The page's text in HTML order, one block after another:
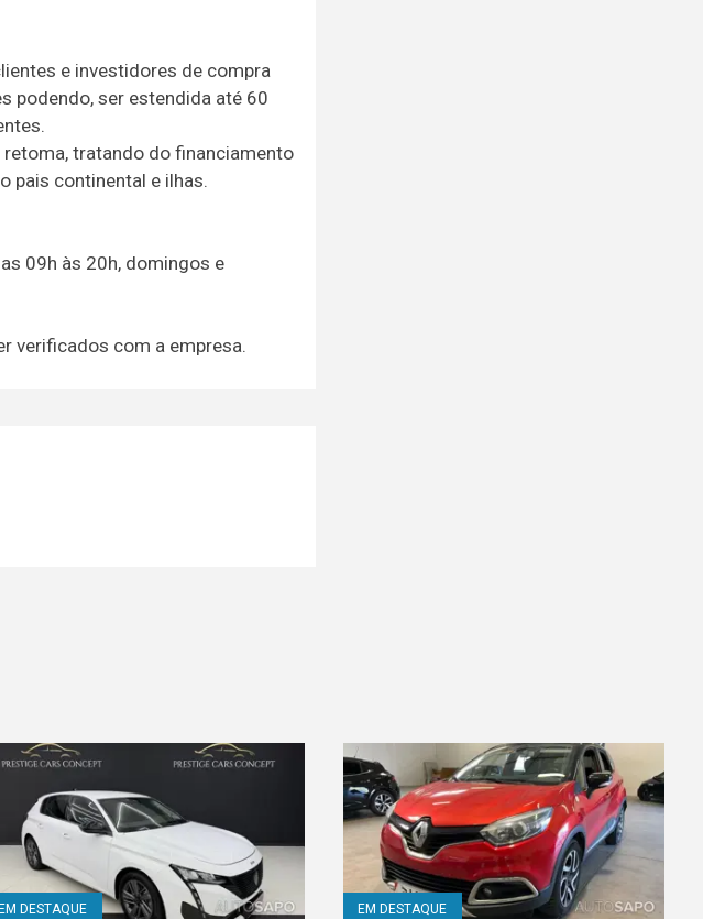
e investidores de compra
podendo, ser estendida até 60
tratando do financiamento
pais continental e ilhas.
09h às 20h, domingos e
verificados com a empresa.
DESTAQUE EM DESTAQUE